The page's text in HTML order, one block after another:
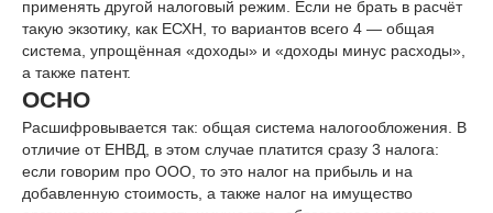
применять другой налоговый режим. Если не брать в расчёт
такую экзотику, как ЕСХН, то вариантов всего 4 — общая
система, упрощённая «доходы» и «доходы минус расходы»,
а также патент.
ОСНО
Расшифровывается так: общая система налогообложения. В
отличие от ЕНВД, в этом случае платится сразу 3 налога:
если говорим про ООО, то это налог на прибыль и на
добавленную стоимость, а также налог на имущество